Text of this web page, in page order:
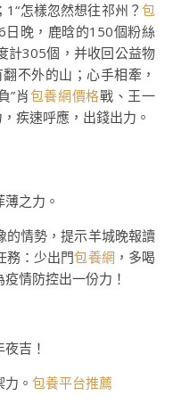
怎樣忽然想往祁州？ 包
日晚，鹿晗的150個粉絲
計305個，并收回公益物
不外的山；心手相牽，
”肖包養網價格戰、王一
疾速呼應，出錢出力。
之力。
的情勢，提示羊城晚報讀
務：少出門包養網 ，多喝
情防控出一份力！
吉！
。 包養平台推薦